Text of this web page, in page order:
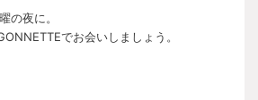
の夜に。
でお会いしましょう。